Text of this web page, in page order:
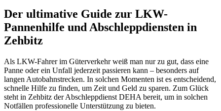
Der ultimative Guide zur LKW-
Pannenhilfe und Abschleppdiensten in
Zehbitz
Als LKW-Fahrer im Güterverkehr weiß man nur zu gut, dass eine
Panne oder ein Unfall jederzeit passieren kann – besonders auf
langen Autobahnstrecken. In solchen Momenten ist es entscheidend,
schnelle Hilfe zu finden, um Zeit und Geld zu sparen. Zum Glück
steht in Zehbitz der Abschleppdienst DEHA bereit, um in solchen
Notfällen professionelle Unterstützung zu bieten.